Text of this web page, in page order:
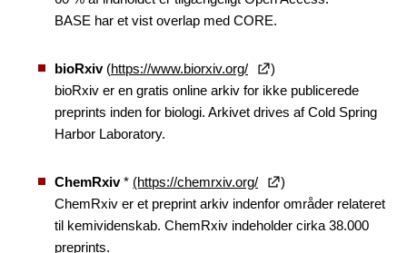
BASE har et vist overlap med CORE.
bioRxiv(https://www.biorxiv.org/
)
bioRxiv er en gratis online arkiv for ikke publicerede
preprints inden for biologi. Arkivet drives af Cold Spring
Harbor Laboratory.
ChemRxiv* (https://chemrxiv.org/
)
ChemRxiv er et preprint arkiv indenfor områder relateret
til kemividenskab. ChemRxiv indeholder cirka 38.000
preprints.